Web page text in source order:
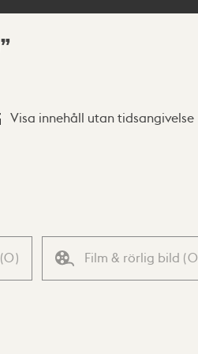
Visa innehåll utan tidsangivelse
(0) Film & rörlig bild (0